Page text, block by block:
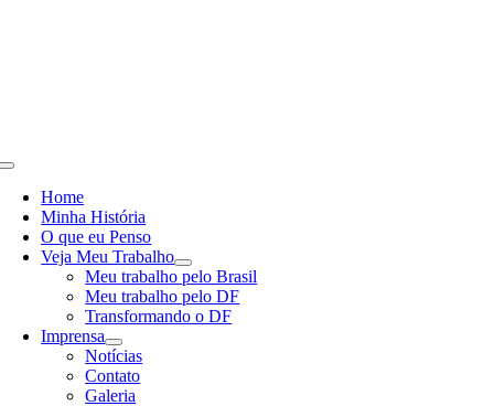
Toggle
NavigationHome
Minha História
O que eu Penso
Veja Meu Trabalho
Meu trabalho pelo Brasil
Meu trabalho pelo DF
Transformando o DF
Imprensa
Notícias
Contato
Galeria